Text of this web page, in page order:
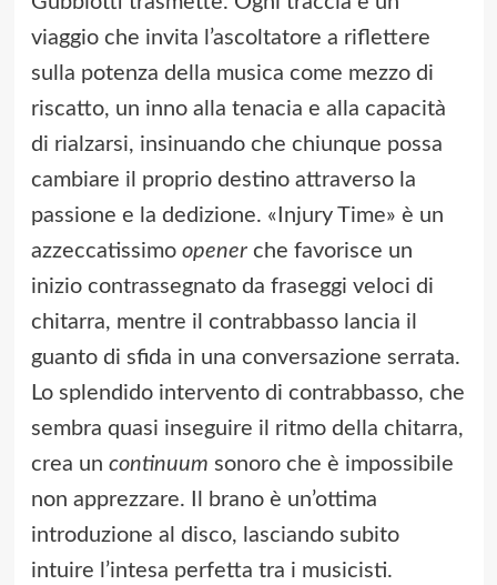
viaggio che invita l’ascoltatore a riflettere
sulla potenza della musica come mezzo di
riscatto, un inno alla tenacia e alla capacità
di rialzarsi, insinuando che chiunque possa
cambiare il proprio destino attraverso la
passione e la dedizione. «Injury Time» è un
azzeccatissimo openerche favorisce un
inizio contrassegnato da fraseggi veloci di
chitarra, mentre il contrabbasso lancia il
guanto di sfida in una conversazione serrata.
Lo splendido intervento di contrabbasso, che
sembra quasi inseguire il ritmo della chitarra,
crea un continuum sonoro che è impossibile
non apprezzare. Il brano è un’ottima
introduzione al disco, lasciando subito
intuire l’intesa perfetta tra i musicisti.